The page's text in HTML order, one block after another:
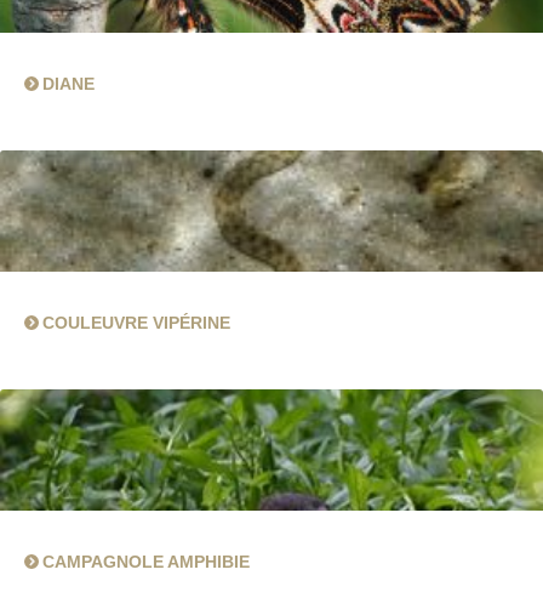
DIANE
COULEUVRE VIPÉRINE
CAMPAGNOLE AMPHIBIE